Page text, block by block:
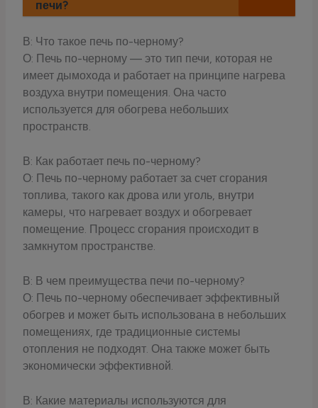
печи?
В: Что такое печь по-черному?
О: Печь по-черному — это тип печи, которая не
имеет дымохода и работает на принципе нагрева
воздуха внутри помещения. Она часто
используется для обогрева небольших
пространств.
В: Как работает печь по-черному?
О: Печь по-черному работает за счет сгорания
топлива, такого как дрова или уголь, внутри
камеры, что нагревает воздух и обогревает
помещение. Процесс сгорания происходит в
замкнутом пространстве.
В: В чем преимущества печи по-черному?
О: Печь по-черному обеспечивает эффективный
обогрев и может быть использована в небольших
помещениях, где традиционные системы
отопления не подходят. Она также может быть
экономически эффективной.
В: Какие материалы используются для